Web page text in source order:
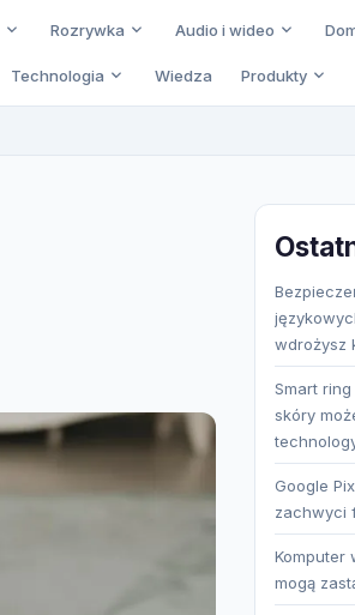
Rozrywka Audio i wideo
Technologia Wiedza Produkty
wdrożysz
Smart
skóry
Google
zachwyci
Komputer
mogą